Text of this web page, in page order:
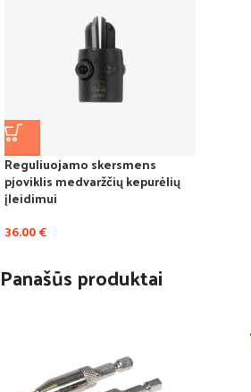
Reguliuojamo skersmens
pjoviklis medvaržčių kepurėlių
įleidimui
36.00€
Panašūs produktai